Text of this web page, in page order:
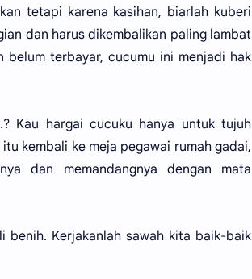
tetapi karena kasihan, biarlah kuberi
dan harus dikembalikan paling lambat
terbayar, cucumu ini menjadi hak
Kau hargai cucuku hanya untuk tujuh
kembali ke meja pegawai rumah gadai,
dan memandangnya dengan mata
benih. Kerjakanlah sawah kita baik-baik